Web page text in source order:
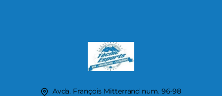
Avda. François Mitterrand num. 96-98